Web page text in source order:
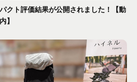
クト評価結果が公開されました！【動
】